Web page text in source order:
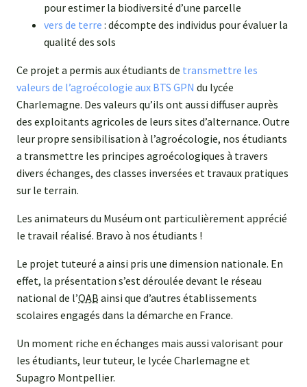
pour estimer la biodiversité d’une parcelle
vers de terre : décompte des individus pour évaluer la
qualité des sols
Ce projet a permis aux étudiants de transmettre les
valeurs de l’agroécologie aux BTS GPN du lycée
Charlemagne. Des valeurs qu’ils ont aussi diffuser auprès
des exploitants agricoles de leurs sites d’alternance. Outre
leur propre sensibilisation à l’agroécologie, nos étudiants
a transmettre les principes agroécologiques à travers
divers échanges, des classes inversées et travaux pratiques
sur le terrain.
Les animateurs du Muséum ont particulièrement apprécié
le travail réalisé. Bravo à nos étudiants !
Le projet tuteuré a ainsi pris une dimension nationale. En
effet, la présentation s’est déroulée devant le réseau
national de l’OAB ainsi que d’autres établissements
scolaires engagés dans la démarche en France.
Un moment riche en échanges mais aussi valorisant pour
les étudiants, leur tuteur, le lycée Charlemagne et
Supagro Montpellier.